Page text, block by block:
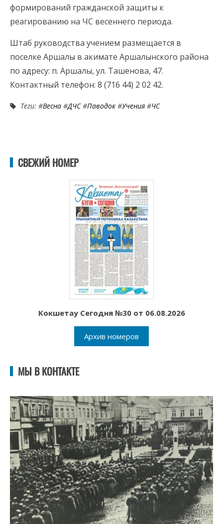
формирований гражданской защиты к
реагированию на ЧС весеннего периода.
Штаб руководства учением размещается в
поселке Аршалы в акимате Аршалынского района
по адресу: п. Аршалы, ул. Ташенова, 47.
Контактный телефон: 8 (716 44) 2 02 42.
Теги: #Весна #ДЧС#Паводок #Учения #ЧС
СВЕЖИЙ НОМЕР
Кокшетау Сегодня №30 от 06.08.2026
Архив номеров
МЫ В КОНТАКТЕ